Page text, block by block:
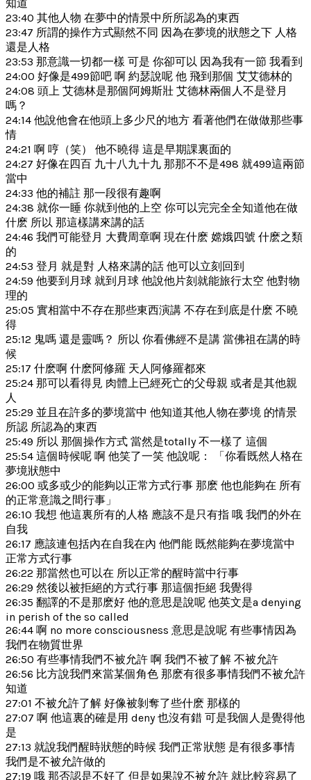
知道
23:40 其他人物 在夢中的情景中所所認為的東西
23:47 所謂的操作方式顯然不同 因為在夢境的狀態之下 人格
還是人格
23:53 那意識一切都一樣 可是 你卻可以 因為我有一節 我看到
24:00 好像是499節吧 啊 約瑟說呢 他 飛到那個 艾艾德林的
24:08 頭上 艾德林是那個阿姆斯壯 艾德林兩個人不是登月
嗎？
24:14 他說他會在他頭上多少尺的地方 看著他們在做做那些事
情
24:21 啊 哼（笑） 他不曉得 這是早期課裏面的
24:27 好像在四百 九十八九十九 那那不不是498 就499這兩節
當中
24:33 他的補註 那一段很有趣啊
24:38 就你一睡 你就到他的上空 你可以完完全全知道他在做
什麽 所以 那這樣講來講的話
24:46 我們可能登月 大費周章啊 現在什麽 嫦娥四號 什麽之類
的
24:53 登月 就是對 人格來講的話 他可以立刻回到
24:59 他要到月球 就到月球 他說他片刻就能旅行太空 他對物
理的
25:05 實相當中不存在那些東西演講 不存在到底是什麽 不曉
得
25:12 鬼嗎 還是靈嗎？ 所以 你看佛經不是講 當佛祖在講的時
候
25:17 什麽啊 什麽阿修羅 天人阿修羅都來
25:24 那可以看得見 肉體上已經死亡的父母親 或者是其他親
人
25:29 並且在許多的夢境當中 他知道其他人物在夢境 的情景
所認 所認為的東西
25:49 所以 那個操作方式 當然是totally 不一樣了 這個
25:54 這個時候呢 啊 他笑了一笑 他說呢： 「你看既然人格在
夢境狀態中
26:00 或多或少的能夠以正常方式行事 那麽 他也能夠在 所有
的正常意識之間行事」
26:10 我想 他這裏所有的人格 應該不是只有指 哦 我們的外在
自我
26:17 應該連包括內在自我在內 他們能 既然能夠在夢境當中
正常方式行事
26:22 那當然也可以在 所以正常的醒時當中行事
26:29 然後以被拒絕的方式行事 那這個拒絕 我覺得
26:35 翻譯的不是那麽好 他的意思是說呢 他英文是a denying
in perish of the so called
26:44 啊 no more consciousness 意思是說呢 有些事情因為
我們在物質世界
26:50 有些事情我們不被允許 啊 我們不被了解 不被允許
26:56 比方說我們來當某個角色 那麽有很多事情我們不被允許
知道
27:01 不被允許了解 好像被剝奪了些什麽 那樣的
27:07 啊 他這裏的確是用 deny 也沒有錯 可是我個人是覺得他
是
27:13 就說我們醒時狀態的時候 我們正常狀態 是有很多事情
我們是不被允許做的
27:19 哦 那否認是不好了 但是如果說不被允許 就比較容易了